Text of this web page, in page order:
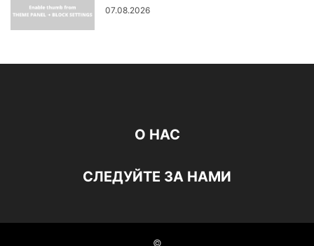
07.08.2026
О НАС
СЛЕДУЙТЕ ЗА НАМИ
©